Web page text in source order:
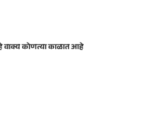
हे वाक्य कोणत्या काळात आहे